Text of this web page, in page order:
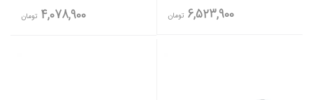
6,523,900 تومان 4,078,900 تومان